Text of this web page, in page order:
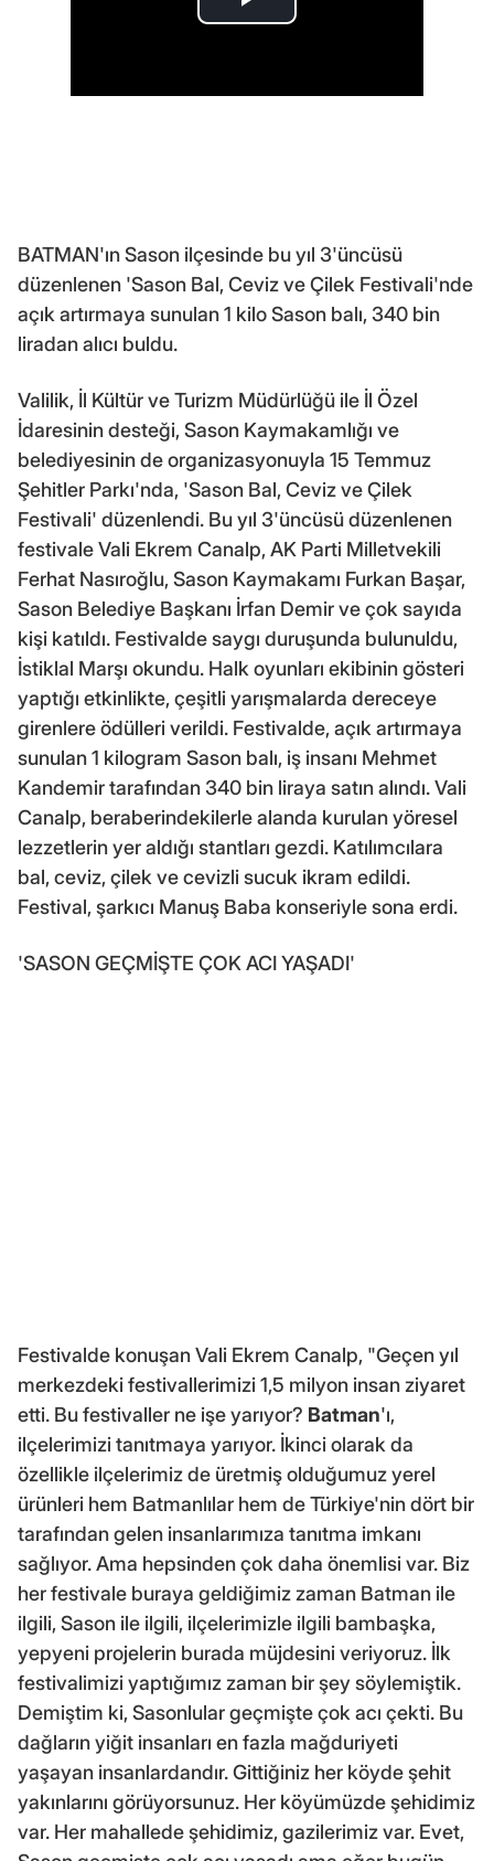
BATMAN'ın Sason ilçesinde bu yıl 3'üncüsü
düzenlenen 'Sason Bal, Ceviz ve Çilek Festivali'nde
açık artırmaya sunulan 1 kilo Sason balı, 340 bin
liradan alıcı buldu.
Valilik, İl Kültür ve Turizm Müdürlüğü ile İl Özel
İdaresinin desteği, Sason Kaymakamlığı ve
belediyesinin de organizasyonuyla 15 Temmuz
Şehitler Parkı'nda, 'Sason Bal, Ceviz ve Çilek
Festivali' düzenlendi. Bu yıl 3'üncüsü düzenlenen
festivale Vali Ekrem Canalp, AK Parti Milletvekili
Ferhat Nasıroğlu, Sason Kaymakamı Furkan Başar,
Sason Belediye Başkanı İrfan Demir ve çok sayıda
kişi katıldı. Festivalde saygı duruşunda bulunuldu,
İstiklal Marşı okundu. Halk oyunları ekibinin gösteri
yaptığı etkinlikte, çeşitli yarışmalarda dereceye
girenlere ödülleri verildi. Festivalde, açık artırmaya
sunulan 1 kilogram Sason balı, iş insanı Mehmet
Kandemir tarafından 340 bin liraya satın alındı. Vali
Canalp, beraberindekilerle alanda kurulan yöresel
lezzetlerin yer aldığı stantları gezdi. Katılımcılara
bal, ceviz, çilek ve cevizli sucuk ikram edildi.
Festival, şarkıcı Manuş Baba konseriyle sona erdi.
'SASON GEÇMİŞTE ÇOK ACI YAŞADI'
Festivalde konuşan Vali Ekrem Canalp, "Geçen yıl
merkezdeki festivallerimizi 1,5 milyon insan ziyaret
etti. Bu festivaller ne işe yarıyor? Batman'ı,
ilçelerimizi tanıtmaya yarıyor. İkinci olarak da
özellikle ilçelerimiz de üretmiş olduğumuz yerel
ürünleri hem Batmanlılar hem de Türkiye'nin dört bir
tarafından gelen insanlarımıza tanıtma imkanı
sağlıyor. Ama hepsinden çok daha önemlisi var. Biz
her festivale buraya geldiğimiz zaman Batman ile
ilgili, Sason ile ilgili, ilçelerimizle ilgili bambaşka,
yepyeni projelerin burada müjdesini veriyoruz. İlk
festivalimizi yaptığımız zaman bir şey söylemiştik.
Demiştim ki, Sasonlular geçmişte çok acı çekti. Bu
dağların yiğit insanları en fazla mağduriyeti
yaşayan insanlardandır. Gittiğiniz her köyde şehit
yakınlarını görüyorsunuz. Her köyümüzde şehidimiz
var. Her mahallede şehidimiz, gazilerimiz var. Evet,